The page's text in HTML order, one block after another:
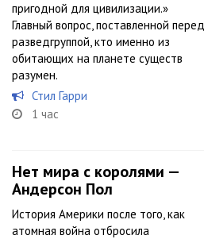
пригодной для цивилизации.»
Главный вопрос, поставленной перед
разведгруппой, кто именно из
обитающих на планете существ
разумен.
Стил Гарри
1 час
Нет мира с королями —
Андерсон Пол
История Америки после того, как
атомная война отбросила